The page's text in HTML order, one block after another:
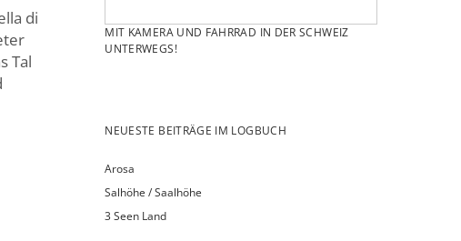
di
Tal
MIT KAMERA UND FAHRRAD IN DER SCHWEIZ
UNTERWEGS!
NEUESTE BEITRÄGE IM LOGBUCH
Arosa
Salhöhe / Saalhöhe
3 Seen Land